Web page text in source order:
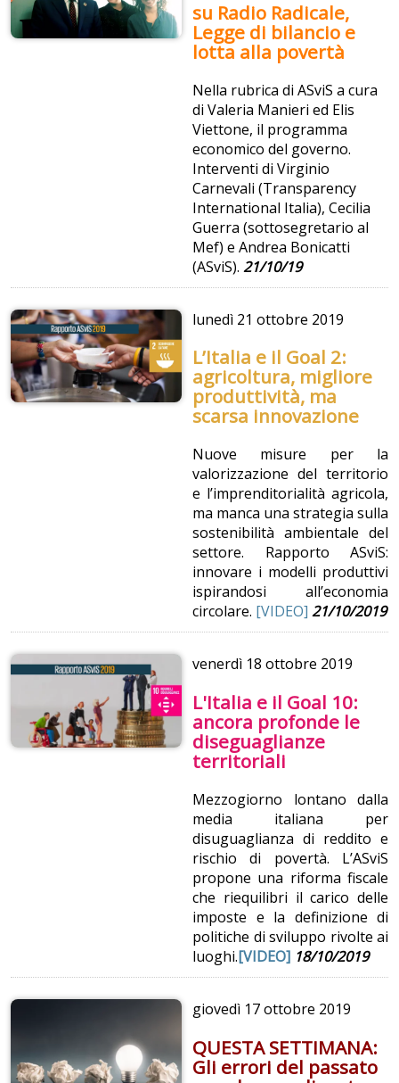
su Radio Radicale,
Legge di bilancio e
lotta alla povertà
Nella rubrica di ASviS a cura
di Valeria Manieri ed Elis
Viettone, il programma
economico del governo.
Interventi di Virginio
Carnevali (Transparency
International Italia), Cecilia
Guerra (sottosegretario al
Mef) e Andrea Bonicatti
(ASviS). 21/10/19
lunedì 21 ottobre 2019
L’Italia e il Goal 2:
agricoltura, migliore
produttività, ma
scarsa innovazione
Nuove misure per la
valorizzazione del territorio
e l’imprenditorialità agricola,
ma manca una strategia sulla
sostenibilità ambientale del
settore. Rapporto ASviS:
innovare i modelli produttivi
ispirandosi all’economia
circolare. [VIDEO] 21/10/2019
venerdì 18 ottobre 2019
L'Italia e il Goal 10:
ancora profonde le
diseguaglianze
territoriali
Mezzogiorno lontano dalla
media italiana per
disuguaglianza di reddito e
rischio di povertà. L’ASviS
propone una riforma fiscale
che riequilibri il carico delle
imposte e la definizione di
politiche di sviluppo rivolte ai
luoghi.[VIDEO] 18/10/2019
giovedì 17 ottobre 2019
QUESTA SETTIMANA:
Gli errori del passato